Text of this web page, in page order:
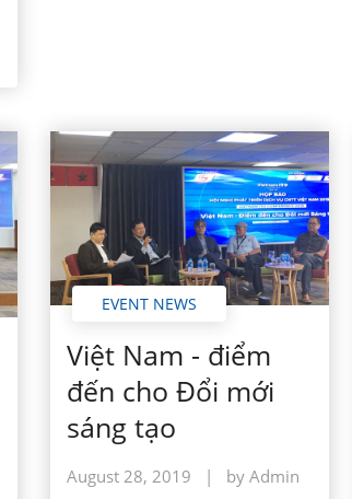
EVENT NEWS
Việt Nam - điểm
đến cho Đổi mới
sáng tạo
August 28, 2019 | by Admin